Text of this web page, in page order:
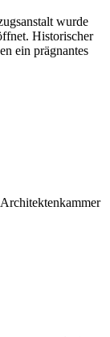
wurde
Historischer
ein prägnantes
Architektenkammer